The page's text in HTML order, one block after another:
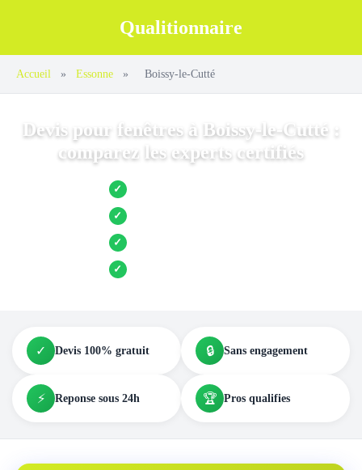
Qualitionnaire
Accueil » Essonne » Boissy-le-Cutté
Devis pour fenêtres à Boissy-le-Cutté :
comparez les experts certifiés
✓ Jusqu’à 3 devis comparés
✓ Entreprises locales vérifiées
✓ Pose garantie
✓ Aides et primes incluses
✓ Devis 100% gratuit 🔒 Sans engagement
⚡ Reponse sous 24h 🏆 Pros qualifies